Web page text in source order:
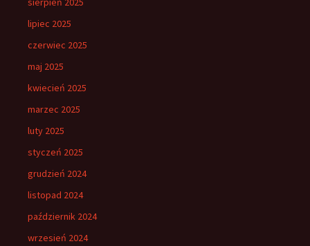
lipiec 2025
czerwiec 2025
maj 2025
kwiecień 2025
marzec 2025
luty 2025
styczeń 2025
grudzień 2024
listopad 2024
październik 2024
wrzesień 2024